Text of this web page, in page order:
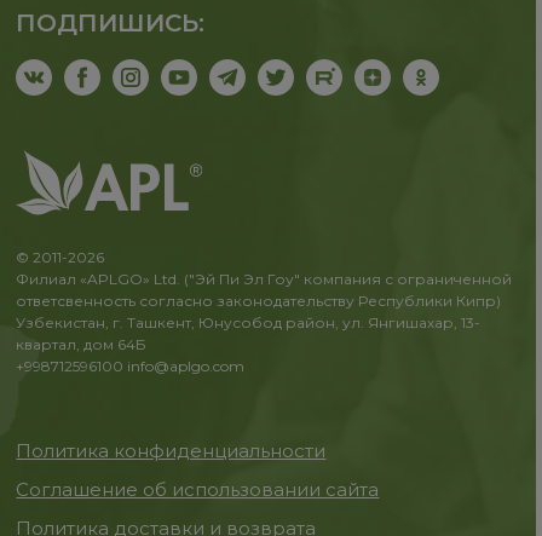
ПОДПИШИСЬ:
© 2011-2026
Филиал «APLGO» Ltd. ("Эй Пи Эл Гоу" компания с ограниченной
ответсвенность согласно законодательству Республики Кипр)
Узбекистан, г. Ташкент, Юнусобод район, ул. Янгишахар, 13-
квартал, дом 64Б
+998712596100 info@aplgo.com
Политика конфиденциальности
Соглашение об использовании сайта
Политика доставки и возврата